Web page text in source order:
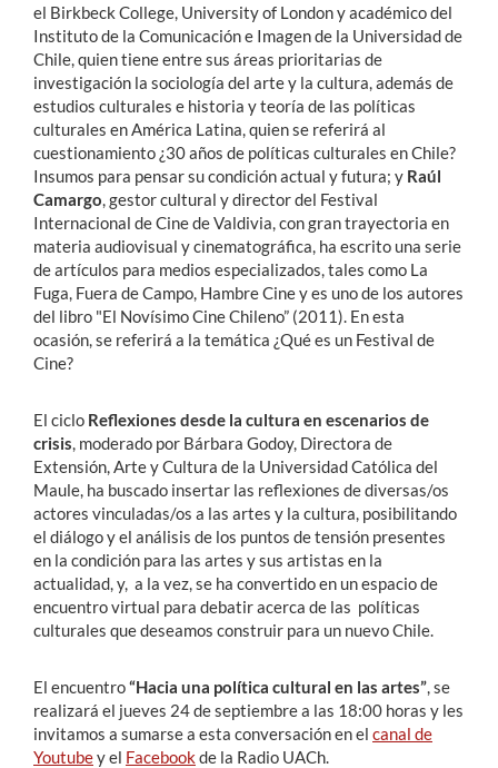
el Birkbeck College, University of London y académico del
Instituto de la Comunicación e Imagen de la Universidad de
Chile, quien tiene entre sus áreas prioritarias de
investigación la sociología del arte y la cultura, además de
estudios culturales e historia y teoría de las políticas
culturales en América Latina, quien se referirá al
cuestionamiento ¿30 años de políticas culturales en Chile?
Insumos para pensar su condición actual y futura; y Raúl
Camargo, gestor cultural y director del Festival
Internacional de Cine de Valdivia, con gran trayectoria en
materia audiovisual y cinematográfica, ha escrito una serie
de artículos para medios especializados, tales como La
Fuga, Fuera de Campo, Hambre Cine y es uno de los autores
del libro "El Novísimo Cine Chileno” (2011). En esta
ocasión, se referirá a la temática ¿Qué es un Festival de
Cine?
El ciclo Reflexiones desde la cultura en escenarios de
crisis, moderado por Bárbara Godoy, Directora de
Extensión, Arte y Cultura de la Universidad Católica del
Maule, ha buscado insertar las reflexiones de diversas/os
actores vinculadas/os a las artes y la cultura, posibilitando
el diálogo y el análisis de los puntos de tensión presentes
en la condición para las artes y sus artistas en la
actualidad, y, a la vez, se ha convertido en un espacio de
encuentro virtual para debatir acerca de las políticas
culturales que deseamos construir para un nuevo Chile.
El encuentro“Hacia una política cultural en las artes”, se
realizará el jueves 24 de septiembre a las 18:00 horas y les
invitamos a sumarse a esta conversación en el canal de
Youtubey el Facebookde la Radio UACh.